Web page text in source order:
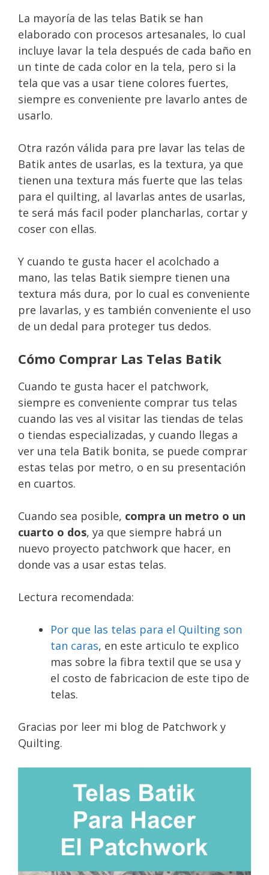
La mayoría de las telas Batik se han
elaborado con procesos artesanales, lo cual
incluye lavar la tela después de cada baño en
un tinte de cada color en la tela, pero si la
tela que vas a usar tiene colores fuertes,
siempre es conveniente pre lavarlo antes de
usarlo.
Otra razón válida para pre lavar las telas de
Batik antes de usarlas, es la textura, ya que
tienen una textura más fuerte que las telas
para el quilting, al lavarlas antes de usarlas,
te será más facil poder plancharlas, cortar y
coser con ellas.
Y cuando te gusta hacer el acolchado a
mano, las telas Batik siempre tienen una
textura más dura, por lo cual es conveniente
pre lavarlas, y es también conveniente el uso
de un dedal para proteger tus dedos.
Cómo Comprar Las Telas Batik
Cuando te gusta hacer el patchwork,
siempre es conveniente comprar tus telas
cuando las ves al visitar las tiendas de telas
o tiendas especializadas, y cuando llegas a
ver una tela Batik bonita, se puede comprar
estas telas por metro, o en su presentación
en cuartos.
Cuando sea posible, compra un metro o un
cuarto o dos, ya que siempre habrá un
nuevo proyecto patchwork que hacer, en
donde vas a usar estas telas.
Lectura recomendada:
Por que las telas para el Quilting son
tan caras, en este articulo te explico
mas sobre la fibra textil que se usa y
el costo de fabricacion de este tipo de
telas.
Gracias por leer mi blog de Patchwork y
Quilting.